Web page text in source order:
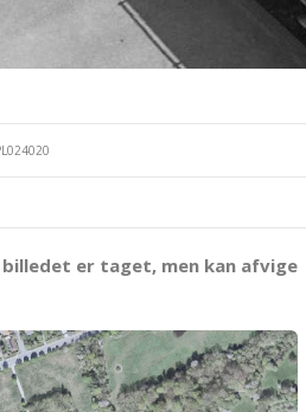
er taget, men kan afvige